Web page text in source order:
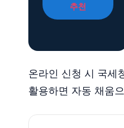
추천
온라인 신청 시 국세
활용하면 자동 채움